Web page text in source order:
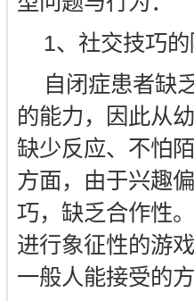
1、社交技巧
自闭症患者缺
的能力，因此从
缺少反应、不怕
方面，由于兴趣
巧，缺乏合作性
进行象征性的游
一般人能接受的